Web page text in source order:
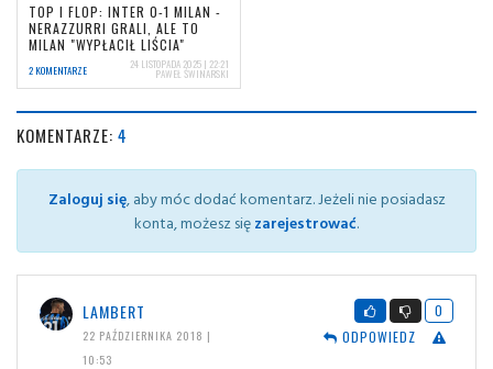
TOP I FLOP: INTER 0-1 MILAN -
NERAZZURRI GRALI, ALE TO
MILAN "WYPŁACIŁ LIŚCIA"
2 KOMENTARZE 24 LISTOPADA 2025 | 22:21
PAWEŁ ŚWINARSKI
KOMENTARZE: 4
Zaloguj się, aby móc dodać komentarz. Jeżeli nie posiadasz
konta, możesz sięzarejestrować.
LAMBERT
22 PAŹDZIERNIKA 2018 |
10:53
0
ODPOWIEDZ